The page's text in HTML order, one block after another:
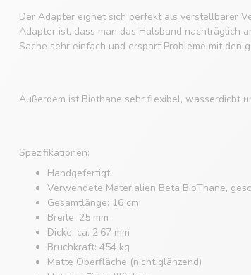
Der Adapter eignet sich perfekt als verstellbarer
Adapter ist, dass man das Halsband nachträglich
Sache sehr einfach und erspart Probleme mit den
Außerdem ist Biothane sehr flexibel, wasserdicht
Spezifikationen:
Handgefertigt
Verwendete Materialien Beta BioThane,
Gesamtlänge: 16 cm
Breite: 25 mm
Dicke: ca. 2,67 mm
Bruchkraft: 454 kg
Matte Oberfläche (nicht glänzend)